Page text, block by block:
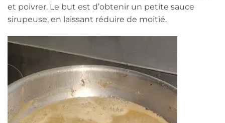
et poivrer. Le but est d’obtenir un petite sauce
sirupeuse, en laissant réduire de moitié.